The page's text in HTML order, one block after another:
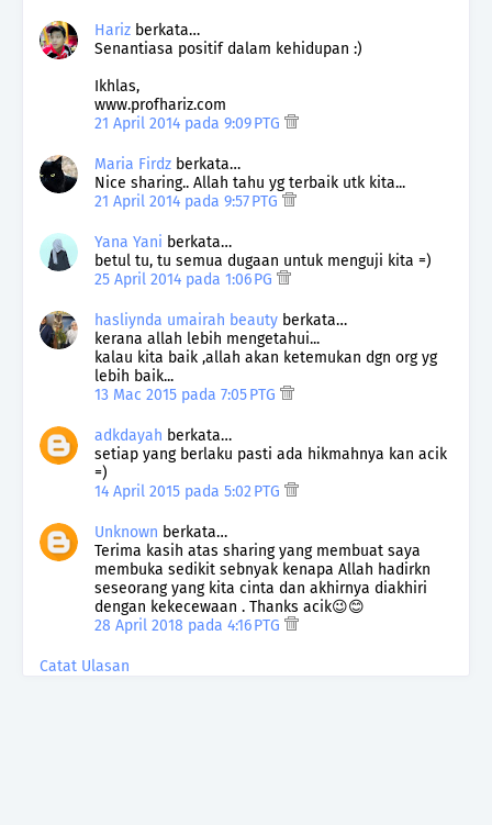
Hariz berkata…
Senantiasa positif dalam kehidupan :)
Ikhlas,
www.profhariz.com
21 April 2014 pada 9:09 PTG
Maria Firdz berkata…
Nice sharing.. Allah tahu yg terbaik utk kita...
21 April 2014 pada 9:57 PTG
Yana Yani berkata…
betul tu, tu semua dugaan untuk menguji kita =)
25 April 2014 pada 1:06 PG
hasliynda umairah beauty berkata…
kerana allah lebih mengetahui...
kalau kita baik ,allah akan ketemukan dgn org yg
lebih baik...
13 Mac 2015 pada 7:05 PTG
adkdayah berkata…
setiap yang berlaku pasti ada hikmahnya kan acik
=)
14 April 2015 pada 5:02 PTG
Unknown berkata…
Terima kasih atas sharing yang membuat saya
membuka sedikit sebnyak kenapa Allah hadirkn
seseorang yang kita cinta dan akhirnya diakhiri
dengan kekecewaan . Thanks acik😉😊
28 April 2018 pada 4:16 PTG
Catat Ulasan